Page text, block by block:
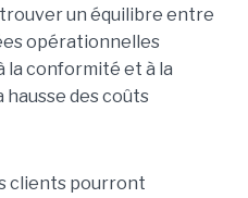
un équilibre entre
opérationnelles
la conformité et à la
des coûts
clients pourront